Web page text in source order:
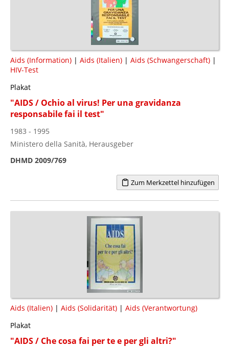
Aids (Information) | Aids (Italien) | Aids (Schwangerschaft) |
HIV-Test
Plakat
"AIDS / Ochio al virus! Per una gravidanza
responsabile fai il test"
1983 - 1995
Ministero della Sanità, Herausgeber
DHMD 2009/769
Zum Merkzettel hinzufügen
Aids (Italien) | Aids (Solidarität) | Aids (Verantwortung)
Plakat
"AIDS / Che cosa fai per te e per gli altri?"